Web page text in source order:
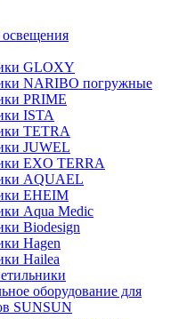
GLOXY
NARIBO погружные
PRIME
ISTA
TETRA
JUWEL
EXO TERRA
AQUAEL
EHEIM
Aqua Medic
Biodesign
Hagen
Hailea
оборудование для
SUNSUN